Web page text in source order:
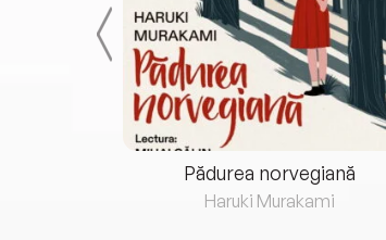
Pădurea norvegiană
Haruki Murakami